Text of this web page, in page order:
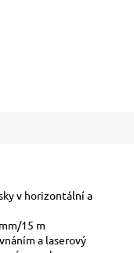
v horizontální a
15 m
a laserový